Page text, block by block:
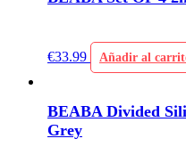
€33.99 Añadir al
BEABA Divided
Grey